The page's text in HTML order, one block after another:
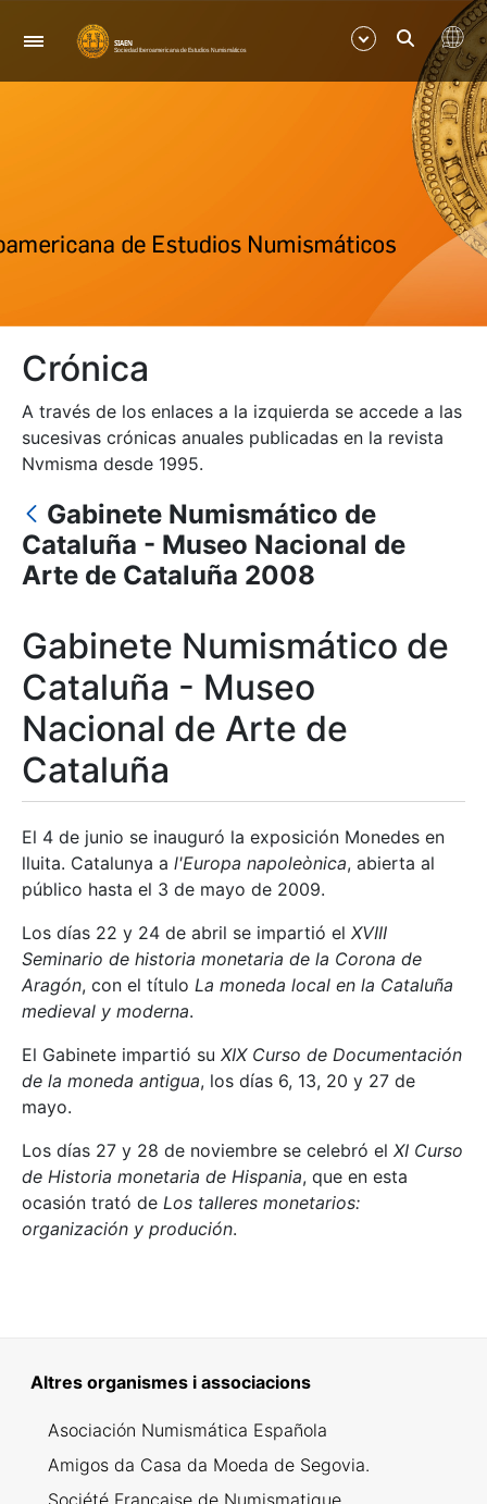
Navegación
Mostrar/Ocultar
Mostrar/Ocultar
Mostrar/Ocultar
Mostrar/Ocultar
Crónica
A través de los enlaces a la izquierda se accede a las
sucesivas crónicas anuales publicadas en la revista
Nvmisma desde 1995.
Gabinete Numismático de
Cataluña - Museo Nacional de
Arte de Cataluña 2008
Gabinete Numismático de
Cataluña - Museo
Nacional de Arte de
Cataluña
El 4 de junio se inauguró la exposición Monedes en
lluita. Catalunya a l'Europa napoleònica, abierta al
público hasta el 3 de mayo de 2009.
Los días 22 y 24 de abril se impartió el XVIII
Seminario de historia monetaria de la Corona de
Aragón, con el título La moneda local en la Cataluña
medieval y moderna.
El Gabinete impartió su XIX Curso de Documentación
de la moneda antigua, los días 6, 13, 20 y 27 de
mayo.
Los días 27 y 28 de noviembre se celebró el XI Curso
de Historia monetaria de Hispania, que en esta
ocasión trató de Los talleres monetarios:
organización y produción.
Altres organismes i associacions
Asociación Numismática Española
Amigos da Casa da Moeda de Segovia.